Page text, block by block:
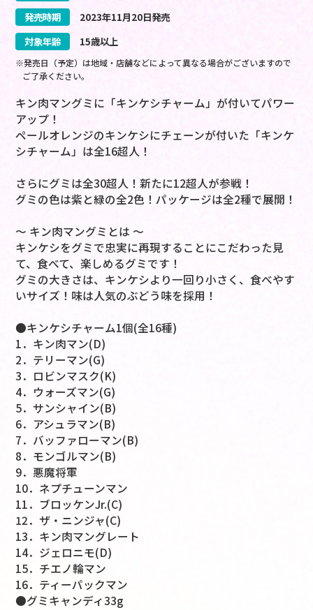
発売時期
2023年11月20日発売
対象年齢
15歳以上
※発売日（予定）は地域・店舗などによって異なる場合がございますので
ご了承ください。
キン肉マングミに「キンケシチャーム」が付いてパワー
アップ！
ペールオレンジのキンケシにチェーンが付いた「キンケ
シチャーム」は全16超人！
さらにグミは全30超人！新たに12超人が参戦！
グミの色は紫と緑の全2色！パッケージは全2種で展開！
～ キン肉マングミとは ～
キンケシをグミで忠実に再現することにこだわった見
て、食べて、楽しめるグミです！
グミの大きさは、キンケシより一回り小さく、食べやす
いサイズ！味は人気のぶどう味を採用！
●キンケシチャーム1個(全16種)
1．キン肉マン(D)
2．テリーマン(G)
3．ロビンマスク(K)
4．ウォーズマン(G)
5．サンシャイン(B)
6．アシュラマン(B)
7．バッファローマン(B)
8．モンゴルマン(B)
9．悪魔将軍
10．ネプチューンマン
11．ブロッケンJr.(C)
12．ザ・ニンジャ(C)
13．キン肉マングレート
14．ジェロニモ(D)
15．チエノ輪マン
16．ティーパックマン
●グミキャンディ33g